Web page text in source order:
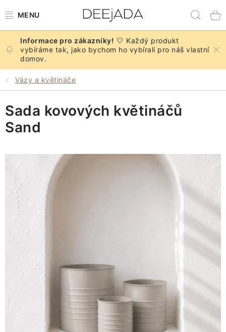
na
NOVINKY
PODZIM
KUCHYNĚ A STOLOVÁNÍ
KOUPELNA
ZNAČKY
VÁNOCE
JARO
FAQ - nejčastější dotazy
Vrácení zboží a reklamace
Obchodní podmínky
Ochrana Osobních údajů GDPR
Spojte se s námi
Odstoupení od smlouvy
🤍 Každý produkt
vybíráme tak, jako bychom ho vybírali pro náš vlastní
domov.
Vázy a květináče
Sada kovových květináčů
Sand